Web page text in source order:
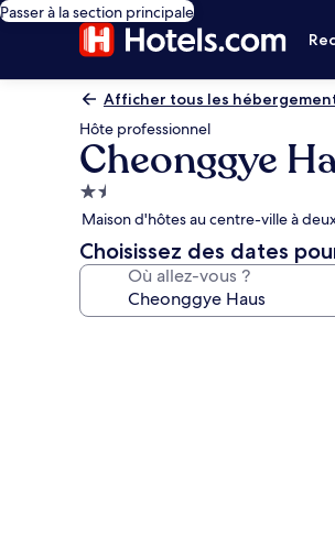
Passer à la section principale
Afficher tous les
Hôte professionnel
Cheonggye
Hébergement
1.5 étoile
Maison d'hôtes au centre-ville à
Choisissez des dates
Où allez-vous ?